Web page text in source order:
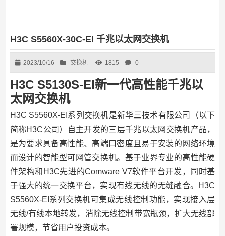
H3C S5560X-30C-EI 千兆以太网交换机
2023/10/16 交换机 1815 0
H3C S5130S-EI新一代高性能千兆以
太网交换机
H3C S5560X-EI系列交换机是新华三技术有限公司（以下
简称H3C公司）自主开发的三层千兆以太网交换机产品，
是为要求具备高性能、高端口密度且易于安装的网络环境
而设计的智能型可网管交换机。基于业界专业的高性能硬
件架构和H3C先进的Comware V7软件平台开发，同时基
于强大的统一交换平台，实现有线无线的无缝融合。H3C
S5560X-EI系列交换机可集成无线控制功能，实现接入层
无线/有线本地转发，消除无线控制带宽瓶颈，扩大无线部
署规模，节省用户投资成本。